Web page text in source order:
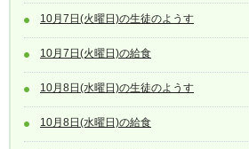
10月7日(火曜日)の生徒のようす
10月7日(火曜日)の給食
10月8日(水曜日)の生徒のようす
10月8日(水曜日)の給食